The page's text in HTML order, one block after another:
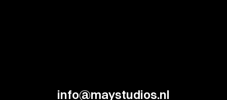
info@maystudios.nl